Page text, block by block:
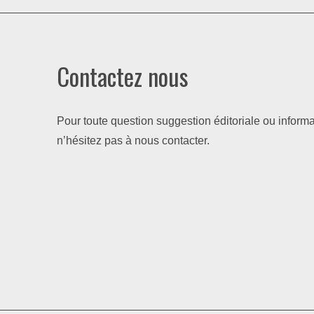
Contactez nous
Pour toute question suggestion éditoriale ou
n’hésitez pas à nous contacter.